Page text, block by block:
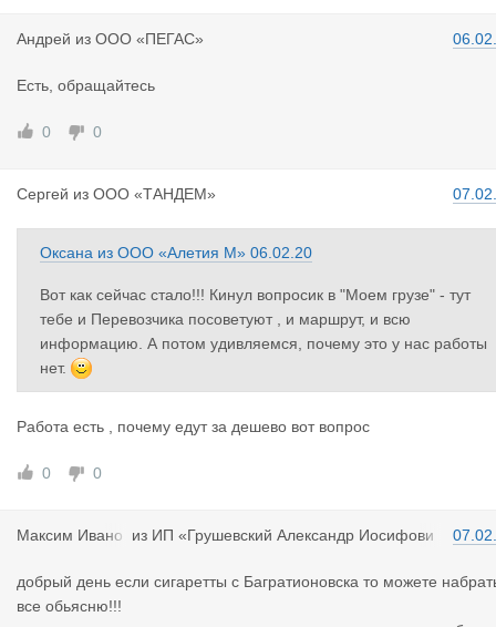
Андрей из ООО «ПЕГАС»
Есть, обращайтесь
0 0
Сергей из ООО «ТАНДЕМ»
Оксана из ООО «Алетия М» 06.02.20
Вот как сейчас стало!!! Кинул вопросик в "Моем грузе" - тут
тебе и Перевозчика посоветуют , и маршрут, и всю
информацию. А потом удивляемся, почему это у нас работы
нет.
Работа есть , почему едут за дешево вот вопрос
0 0
Максим Ивано
из ИП «Грушевский Александр Иосифови
добрый день если сигаретты с Багратионовска то можете
все обьясню!!!